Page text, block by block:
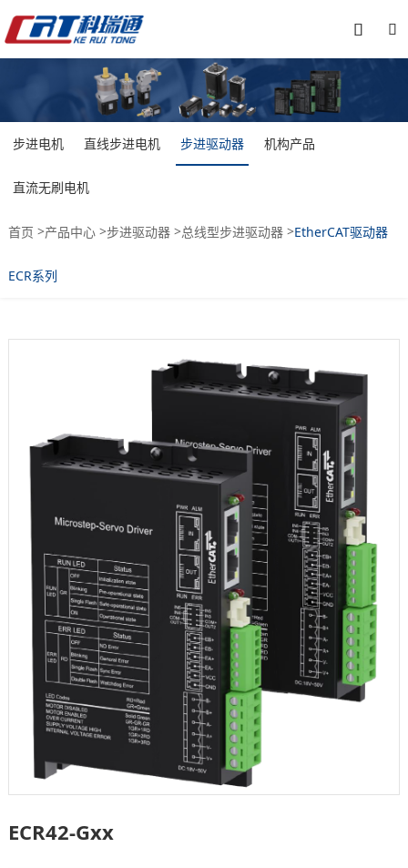


步进电机 直线步进电机 步进驱动器 机构产品
直流无刷电机
首页 >产品中心>步进驱动器>总线型步进驱动器>EtherCAT驱动器
ECR系列
ECR42-Gxx